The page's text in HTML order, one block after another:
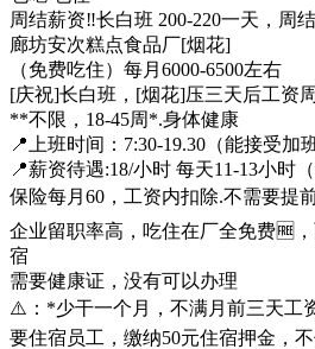
周结薪资‼️长白班 200-220一天，周结
廊坊安次糕点食品厂[烟花]
（免费吃住）每月6000-6500左右
[庆祝]长白班，[烟花]压三天后工资
**不限，18-45周*.身体健康
📍上班时间：7:30-19.30（能接受加班
📍薪资待遇:18/小时 每天11-13小时
保险每月60，工资内扣除.不需要提
企业留职率高，吃住在厂全免费🆓
宿
需要健康证，没有可以办理
⚠️：*少干一个月，不满月前三天工
要住宿员工，缴纳50元住宿押金，